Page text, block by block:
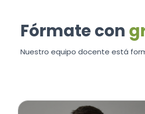
Fórmate con
Nuestro equipo docente está